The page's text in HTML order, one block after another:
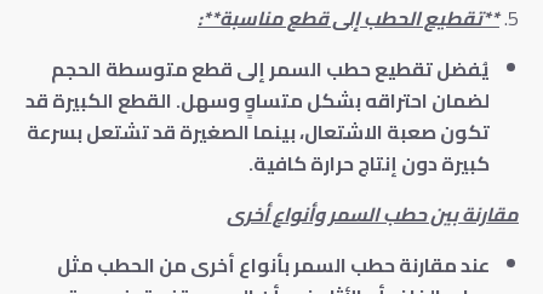
**تقطيع الحطب إلى قطع مناسبة**:
يُفضل تقطيع حطب السمر إلى قطع متوسطة الحجم
لضمان احتراقه بشكل متساوٍ وسهل. القطع الكبيرة قد
تكون صعبة الاشتعال، بينما الصغيرة قد تشتعل بسرعة
كبيرة دون إنتاج حرارة كافية.
مقارنة بين حطب السمر وأنواع أخرى
عند مقارنة حطب السمر بأنواع أخرى من الحطب مثل